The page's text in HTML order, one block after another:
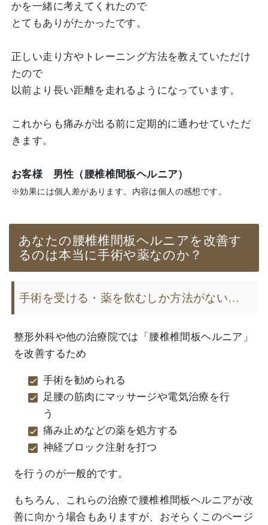
かを一緒に考えてくれたので
とてもありがたかったです。
正しい走り方やトレーニング方法を教えていただけ
たので
以前より長い距離を走れるようになっています。
これからも痛みが出る前に定期的に通わせていただ
きます。
お客様 男性（腰椎椎間板ヘルニア）
※効果には個人差があります。内容は個人の感想です。
あなたの腰椎椎間板ヘルニアを改善す
るのは本当に手術や薬なのか？
手術を受ける・薬を飲むしか方法がない…
整形外科や他の治療院では「腰椎椎間板ヘルニア」
を改善するため
手術を勧められる
足腰の筋肉にマッサージや電気治療を行
う
痛み止めなどの薬を処方する
神経ブロック注射を打つ
を行うのが一般的です。
もちろん、これらの治療で腰椎椎間板ヘルニアが改
善に向かう場合もありますが、おそらくこのページ